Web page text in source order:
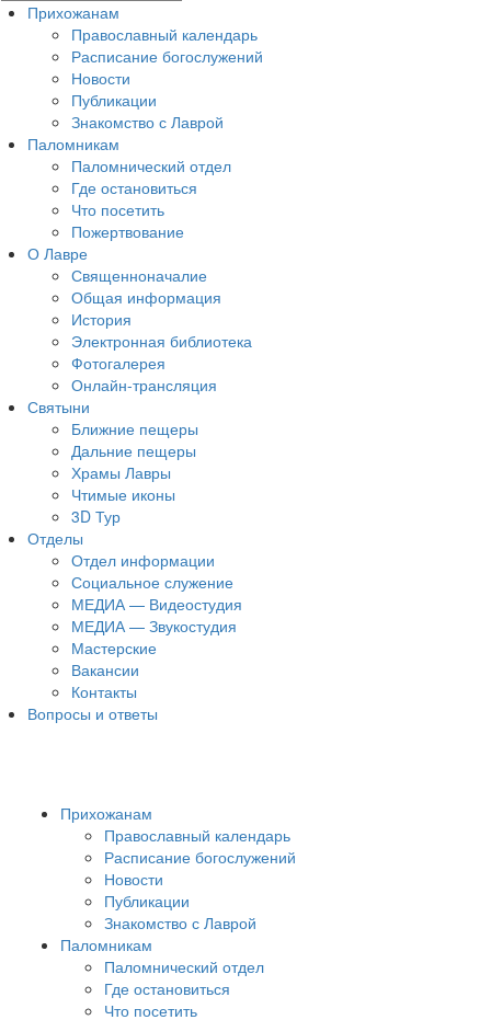
Прихожанам
Православный календарь
Расписание богослужений
Новости
Публикации
Знакомство с Лаврой
Паломникам
Паломнический отдел
Где остановиться
Что посетить
Пожертвование
О Лавре
Священноначалие
Общая информация
История
Электронная библиотека
Фотогалерея
Онлайн-трансляция
Святыни
Ближние пещеры
Дальние пещеры
Храмы Лавры
Чтимые иконы
3D Тур
Отделы
Отдел информации
Социальное служение
МЕДИА — Видеостудия
МЕДИА — Звукостудия
Мастерские
Вакансии
Контакты
Вопросы и ответы
Прихожанам
Православный календарь
Расписание богослужений
Новости
Публикации
Знакомство с Лаврой
Паломникам
Паломнический отдел
Где остановиться
Что посетить